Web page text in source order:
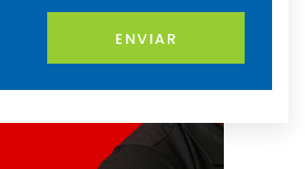
ENVIAR